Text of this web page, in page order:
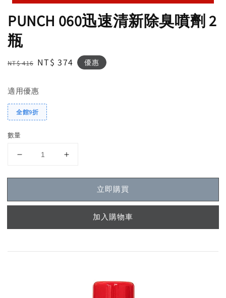
PUNCH 060迅速清新除臭噴劑 2
瓶
Regular
NT$ 416 Sale
NT$ 374 優惠
適用優惠
全館9折
數量
立即購買
加入購物車